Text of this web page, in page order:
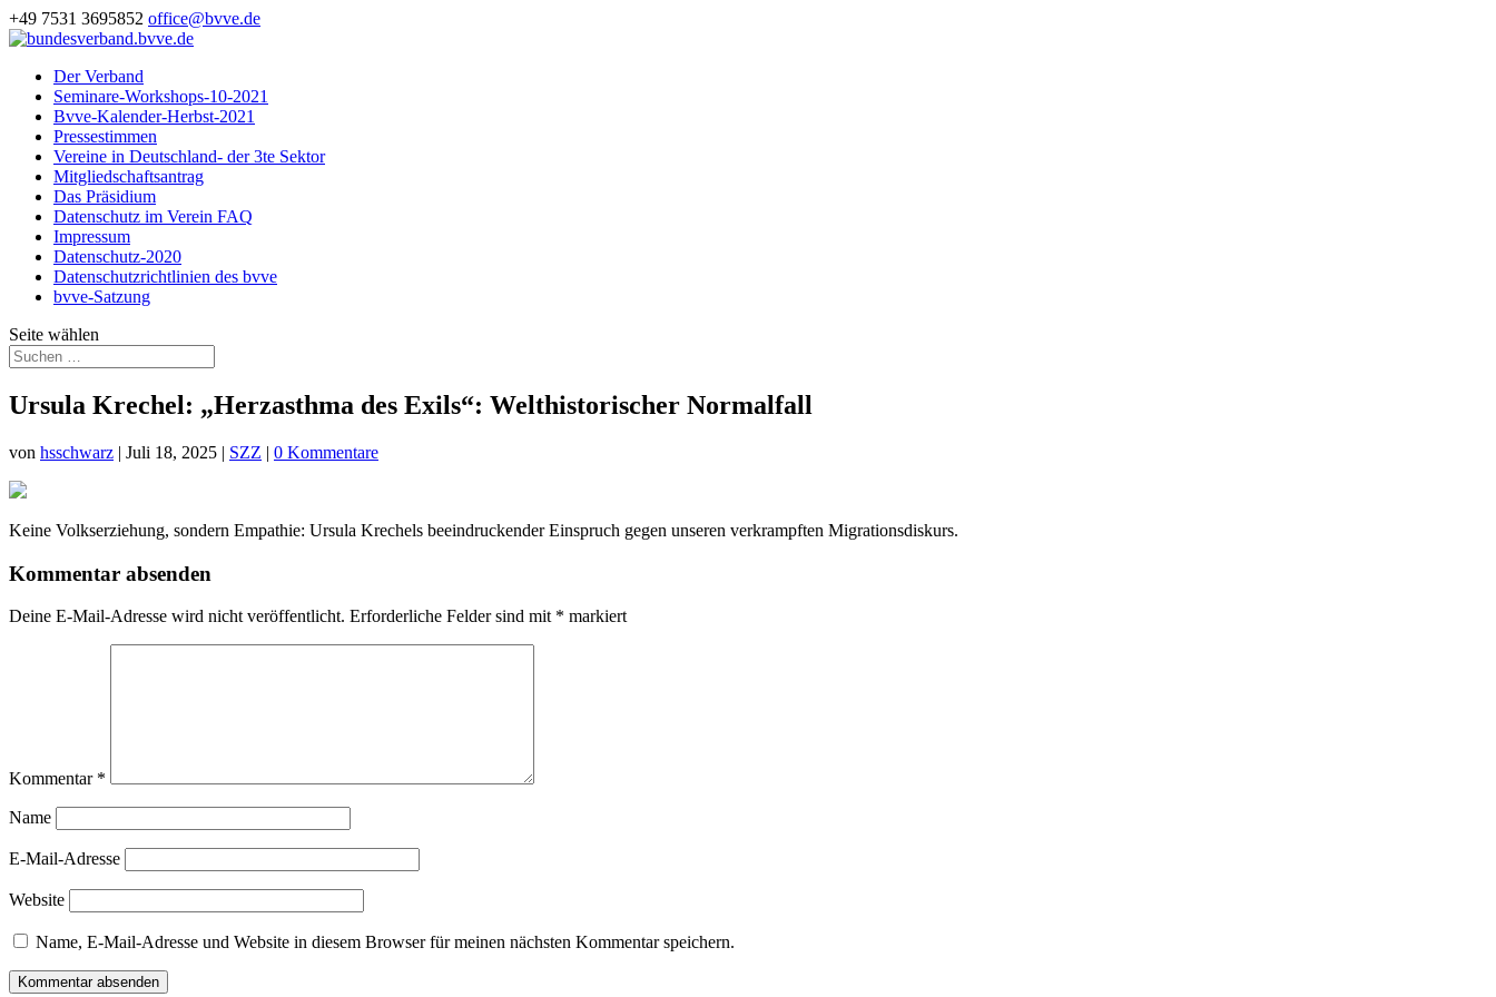
+49 7531 3695852 office@bvve.de
Der Verband
Seminare-Workshops-10-2021
Bvve-Kalender-Herbst-2021
Pressestimmen
Vereine in Deutschland- der 3te Sektor
Mitgliedschaftsantrag
Das Präsidium
Datenschutz im Verein FAQ
Impressum
Datenschutz-2020
Datenschutzrichtlinien des bvve
bvve-Satzung
Seite wählen
Ursula Krechel: „Herzasthma des Exils“: Welthistorischer Normalfall
von hsschwarz | Juli 18, 2025 | SZZ | 0 Kommentare
Keine Volkserziehung, sondern Empathie: Ursula Krechels beeindruckender Einspruch gegen unseren verkrampften Migrationsdiskurs.
Kommentar absenden
Deine E-Mail-Adresse wird nicht veröffentlicht. Erforderliche Felder sind mit * markiert
Kommentar *
Name
E-Mail-Adresse
Website
Name, E-Mail-Adresse und Website in diesem Browser für meinen nächsten Kommentar speichern.